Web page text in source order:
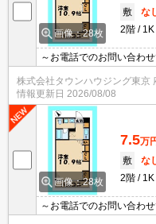
画像：28枚
敷
な
2階
1K
～お電話でのお問い合わ
地域密着タウンハウジン
株式会社タウンハウジング東京
情報更新日 2026/08/08
画像：28枚
7.5万
敷
な
2階
1K
～お電話でのお問い合わ
地域密着タウンハウジン